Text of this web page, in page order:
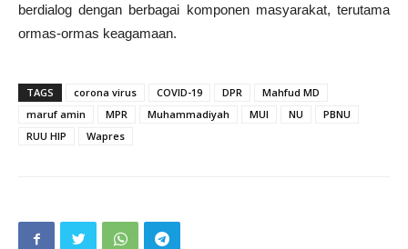
berdialog dengan berbagai komponen masyarakat, terutama
ormas-ormas keagamaan.
TAGS corona virus COVID-19 DPR
Mahfud MD
maruf amin
MPR Muhammadiyah MUI NU
PBNU
RUU HIP
Wapres